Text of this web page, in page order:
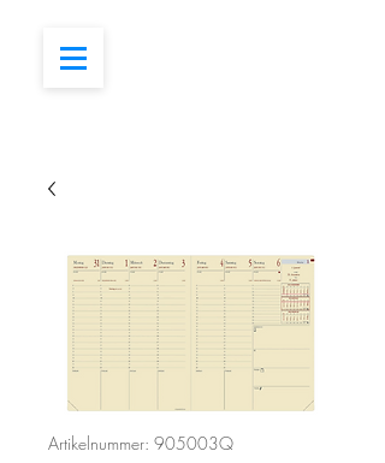
Artikelnummer: 905003Q